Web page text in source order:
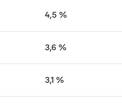
4,5 %
3,6 %
3,1 %